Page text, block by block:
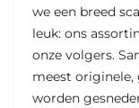
we een breed
leuk: ons
onze volgers.
meest originele,
worden